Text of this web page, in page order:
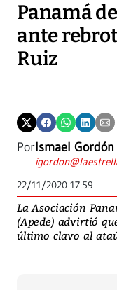
Panamá
ante
Ruiz
PorIsmael
22/11/2020 17:59
La Asociación
(Apede) advirtió
último clavo al